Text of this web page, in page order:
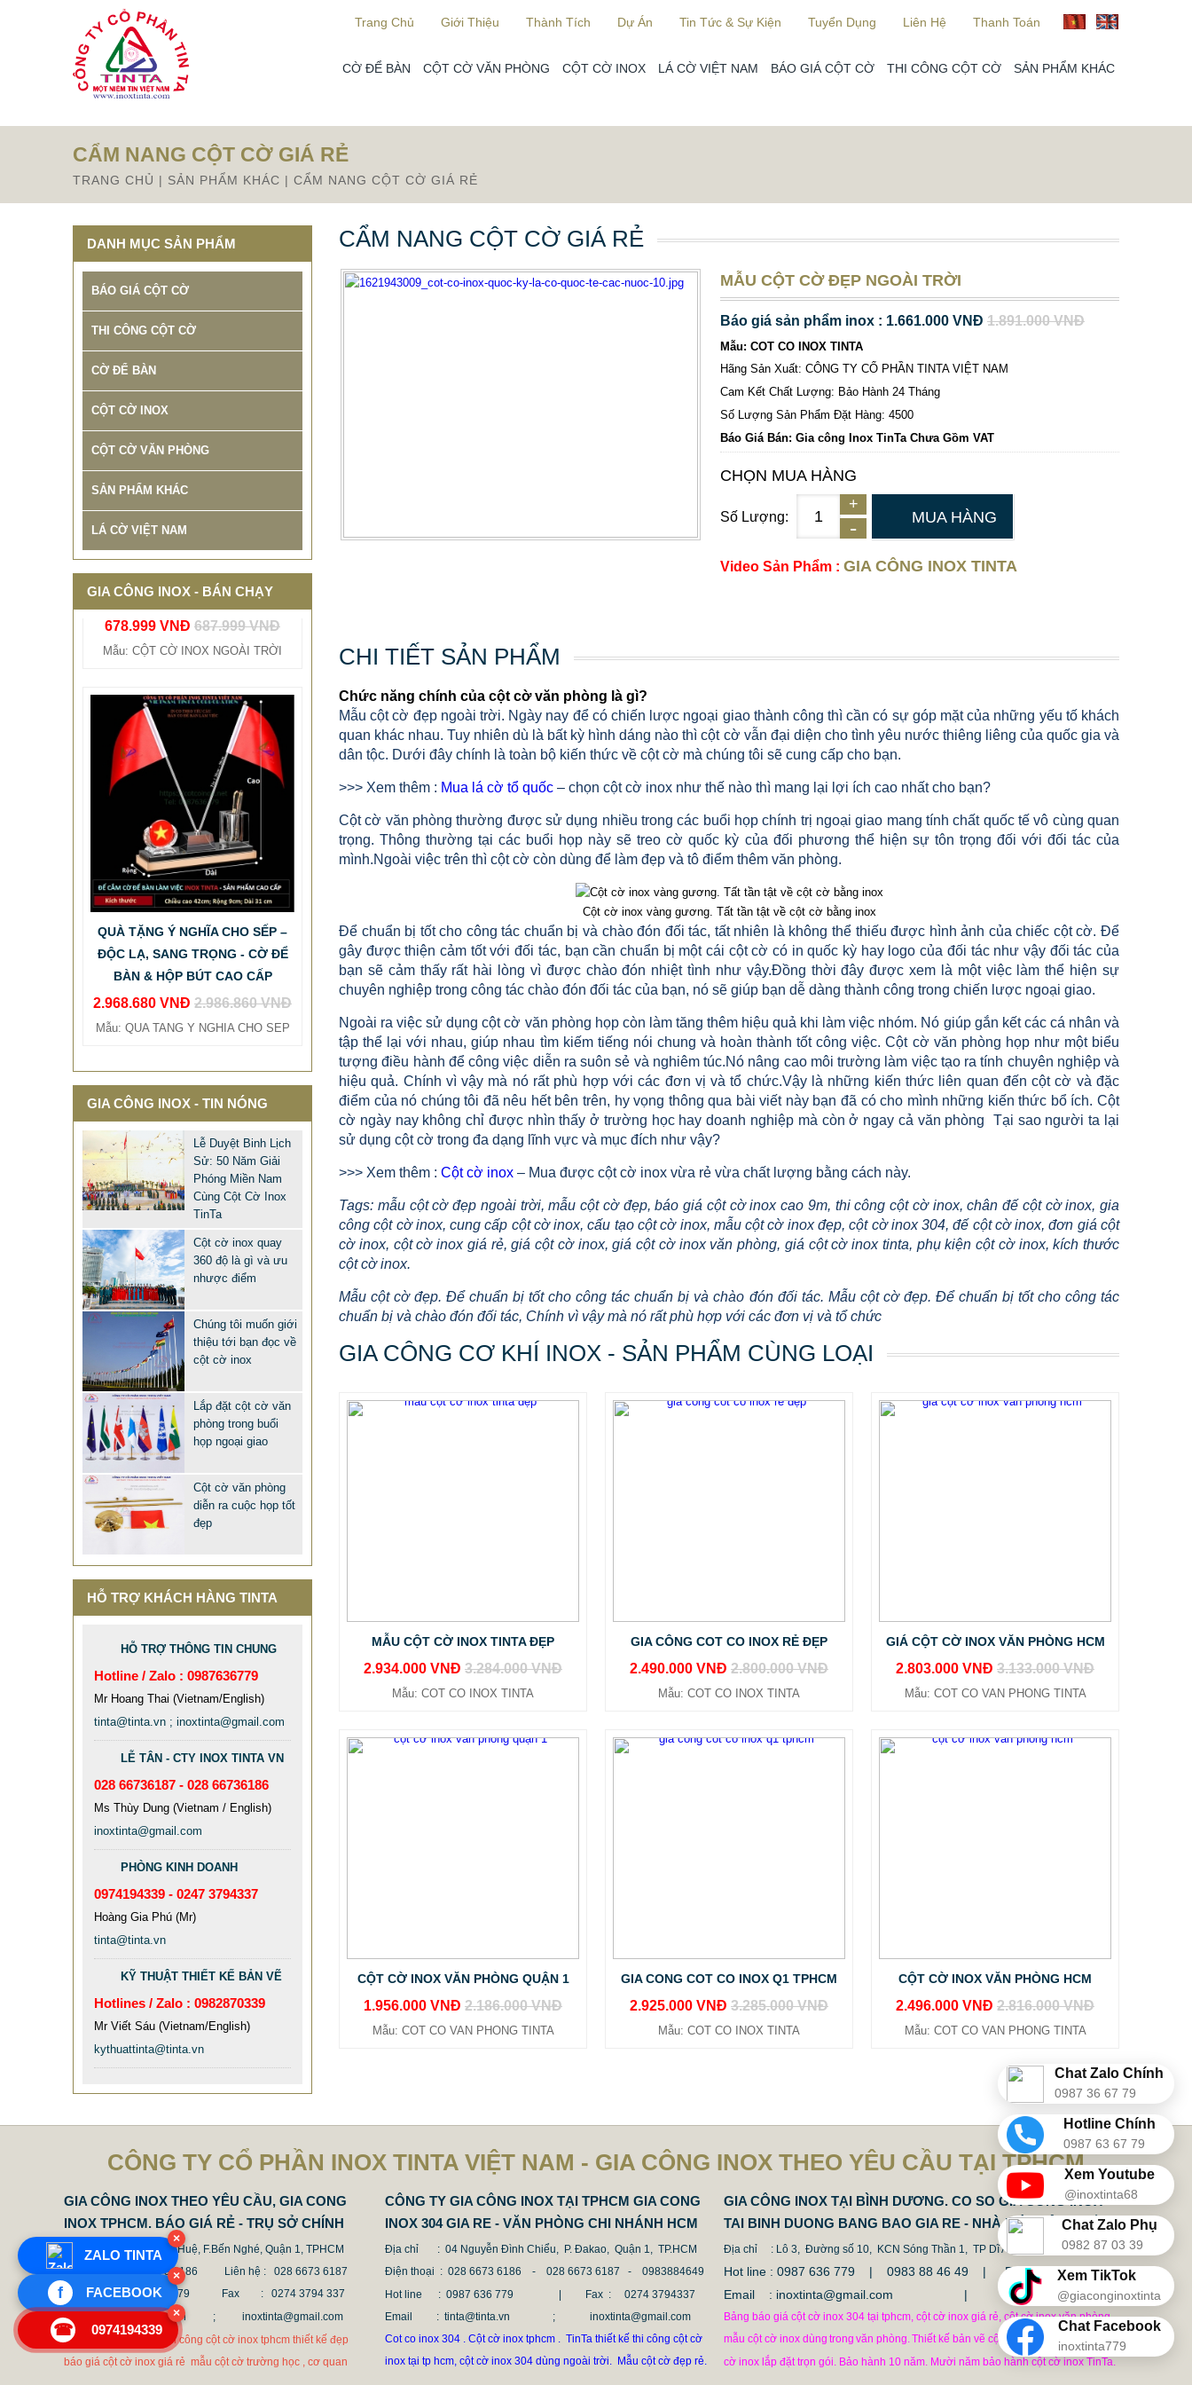
Trang Chủ Giới Thiệu Thành Tích Dự Án Tin Tức & Sự Kiện Tuyển Dụng Liên Hệ Thanh Toán
CỜ ĐỂ BÀN CỘT CỜ VĂN PHÒNG CỘT CỜ INOX LÁ CỜ VIỆT NAM BÁO GIÁ CỘT CỜ THI CÔNG CỘT CỜ SẢN PHẨM KHÁC
Từ mục này trở xuống là mã nguồn Zalo
×
ZALO TINTA
×
f FACEBOOK
×
☎ 0974194339
Chat Zalo Chính
0987 36 67 79
Hotline Chính
0987 63 67 79
Xem Youtube
@inoxtinta68
Chat Zalo Phụ
0982 87 03 39
Xem TikTok
@giaconginoxtinta
Chat Facebook
inoxtinta779
CẨM NANG CỘT CỜ GIÁ RẺ
TRANG CHỦ | SẢN PHẨM KHÁC | CẨM NANG CỘT CỜ GIÁ RẺ
CẨM NANG CỘT CỜ GIÁ RẺ
MẪU CỘT CỜ ĐẸP NGOÀI TRỜI
Báo giá sản phẩm inox : 1.661.000 VNĐ 1.891.000 VNĐ
Mẫu: COT CO INOX TINTA
Hãng Sản Xuất: CÔNG TY CỔ PHẦN TINTA VIỆT NAM
Cam Kết Chất Lượng: Bảo Hành 24 Tháng
Số Lượng Sản Phẩm Đặt Hàng: 4500
Báo Giá Bán: Gia công Inox TinTa Chưa Gồm VAT
CHỌN MUA HÀNG
Số Lượng: MUA HÀNG
Video Sản Phẩm : GIA CÔNG INOX TINTA
CHI TIẾT SẢN PHẨM
Chức năng chính của cột cờ văn phòng là gì?
Mẫu cột cờ đẹp ngoài trời. Ngày nay để có chiến lược ngoại giao thành công thì cần có sự góp mặt của những yếu tố khách
quan khác nhau. Tuy nhiên dù là bất kỳ hình dáng nào thì cột cờ vẫn đại diện cho tình yêu nước thiêng liêng của quốc gia và
dân tộc. Dưới đây chính là toàn bộ kiến thức về cột cờ mà chúng tôi sẽ cung cấp cho bạn.
>>> Xem thêm : Mua lá cờ tổ quốc – chọn cột cờ inox như thế nào thì mang lại lợi ích cao nhất cho bạn?
Cột cờ văn phòng thường được sử dụng nhiều trong các buổi họp chính trị ngoại giao mang tính chất quốc tế vô cùng quan
trọng. Thông thường tại các buổi họp này sẽ treo cờ quốc kỳ của đối phương thể hiện sự tôn trọng đối với đối tác của
mình.Ngoài việc trên thì cột cờ còn dùng để làm đẹp và tô điểm thêm văn phòng.
Cột cờ inox vàng gương. Tất tần tật về cột cờ bằng inox
Để chuẩn bị tốt cho công tác chuẩn bị và chào đón đối tác, tất nhiên là không thể thiếu được hình ảnh của chiếc cột cờ. Để
gây được thiện cảm tốt với đối tác, bạn cần chuẩn bị một cái cột cờ có in quốc kỳ hay logo của đối tác như vậy đối tác của
bạn sẽ cảm thấy rất hài lòng vì được chào đón nhiệt tình như vậy.Đồng thời đây được xem là một việc làm thể hiện sự
chuyên nghiệp trong công tác chào đón đối tác của bạn, nó sẽ giúp bạn dễ dàng thành công trong chiến lược ngoại giao.
Ngoài ra việc sử dụng cột cờ văn phòng họp còn làm tăng thêm hiệu quả khi làm việc nhóm. Nó giúp gắn kết các cá nhân và
tập thể lại với nhau, giúp nhau tìm kiếm tiếng nói chung và hoàn thành tốt công việc. Cột cờ văn phòng họp như một biểu
tượng điều hành để công việc diễn ra suôn sẻ và nghiêm túc.Nó nâng cao môi trường làm việc tạo ra tính chuyên nghiệp và
hiệu quả. Chính vì vậy mà nó rất phù hợp với các đơn vị và tổ chức.Vậy là những kiến thức liên quan đến cột cờ và đặc
điểm của nó chúng tôi đã nêu hết bên trên, hy vọng thông qua bài viết này bạn đã có cho mình những kiến thức bổ ích. Cột
cờ ngày nay không chỉ được nhìn thấy ở trường học hay doanh nghiệp mà còn ở ngay cả văn phòng Tại sao người ta lại
sử dụng cột cờ trong đa dạng lĩnh vực và mục đích như vậy?
>>> Xem thêm : Cột cờ inox – Mua được cột cờ inox vừa rẻ vừa chất lượng bằng cách này.
Tags: mẫu cột cờ đẹp ngoài trời, mẫu cột cờ đẹp, báo giá cột cờ inox cao 9m, thi công cột cờ inox, chân đế cột cờ inox, gia
công cột cờ inox, cung cấp cột cờ inox, cấu tạo cột cờ inox, mẫu cột cờ inox đẹp, cột cờ inox 304, đế cột cờ inox, đơn giá cột
cờ inox, cột cờ inox giá rẻ, giá cột cờ inox, giá cột cờ inox văn phòng, giá cột cờ inox tinta, phụ kiện cột cờ inox, kích thước
cột cờ inox.
Mẫu cột cờ đẹp. Để chuẩn bị tốt cho công tác chuẩn bị và chào đón đối tác. Mẫu cột cờ đẹp. Để chuẩn bị tốt cho công tác
chuẩn bị và chào đón đối tác, Chính vì vậy mà nó rất phù hợp với các đơn vị và tổ chức
GIA CÔNG CƠ KHÍ INOX - SẢN PHẨM CÙNG LOẠI
MẪU CỘT CỜ INOX TINTA ĐẸP
2.934.000 VNĐ 3.284.000 VNĐ
Mẫu: COT CO INOX TINTA
GIA CÔNG COT CO INOX RẺ ĐẸP
2.490.000 VNĐ 2.800.000 VNĐ
Mẫu: COT CO INOX TINTA
GIÁ CỘT CỜ INOX VĂN PHÒNG HCM
2.803.000 VNĐ 3.133.000 VNĐ
Mẫu: COT CO VAN PHONG TINTA
CỘT CỜ INOX VĂN PHÒNG QUẬN 1
1.956.000 VNĐ 2.186.000 VNĐ
Mẫu: COT CO VAN PHONG TINTA
GIA CONG COT CO INOX Q1 TPHCM
2.925.000 VNĐ 3.285.000 VNĐ
Mẫu: COT CO INOX TINTA
CỘT CỜ INOX VĂN PHÒNG HCM
2.496.000 VNĐ 2.816.000 VNĐ
Mẫu: COT CO VAN PHONG TINTA
DANH MỤC SẢN PHẨM
BÁO GIÁ CỘT CỜ
THI CÔNG CỘT CỜ
CỜ ĐỂ BÀN
CỘT CỜ INOX
CỘT CỜ VĂN PHÒNG
SẢN PHẨM KHÁC
LÁ CỜ VIỆT NAM
GIA CÔNG INOX - BÁN CHẠY
THIẾT KẾ THI CÔNG CỘT CỜ
QUẢNG TRƯỜNG INOX BẢO
HÀNH 10 NĂM
687.999 VNĐ
Mẫu: CỘT CỜ INOX NGOÀI TRỜI
QUÀ TẶNG Ý NGHĨA CHO SẾP –
ĐỘC LẠ, SANG TRỌNG - CỜ ĐỂ
BÀN & HỘP BÚT CAO CẤP
2.968.680 VNĐ2.986.860 VNĐ
Mẫu: QUA TANG Y NGHIA CHO SEP
MẪU XE ĐẨY INOX ĐẸP GIÁ RẺ -
XE ĐẨY HÀNH LÝ SÂN BAY TẠI
TPHCM THƯƠNG HIỆU TINTA
9.577.900 VNĐ
Mẫu: MAU XE DAY INOX 304 GIA RE
MẪU CỘT CỜ INOX ĐẸP GIÁ RẺ
Mẫu: MAU COT CO INOX 304
CỘT INOX 304 NÂNG HẠ
685.700 VNĐ 865.700 VNĐ
Mẫu: COT INOX 304 SUS
CỘT CHỐNG VA ĐẬP INOX
Mẫu: COT CHONG VA DAP INOX
GIA CÔNG INOX - TIN NÓNG
Lễ Duyệt Binh Lịch
Sử: 50 Năm Giải
Phóng Miền Nam
Cùng Cột Cờ Inox
TinTa
Cột cờ inox quay
360 độ là gì và ưu
nhược điểm
Chúng tôi muốn giới
thiệu tới bạn đọc về
cột cờ inox
Lắp đặt cột cờ văn
phòng trong buổi
họp ngoại giao
Cột cờ văn phòng
diễn ra cuộc họp tốt
đẹp
HỖ TRỢ KHÁCH HÀNG TINTA
HỖ TRỢ THÔNG TIN CHUNG
Hotline / Zalo : 0987636779
Mr Hoang Thai (Vietnam/English)
tinta@tinta.vn ; inoxtinta@gmail.com
LỄ TÂN - CTY INOX TINTA VN
028 66736187 - 028 66736186
Ms Thùy Dung (Vietnam / English)
inoxtinta@gmail.com
PHÒNG KINH DOANH
0974194339 - 0247 3794337
Hoàng Gia Phú (Mr)
tinta@tinta.vn
KỸ THUẬT THIẾT KẾ BẢN VẼ
Hotlines / Zalo : 0982870339
Mr Viết Sáu (Vietnam/English)
kythuattinta@tinta.vn
CÔNG TY CỔ PHẦN INOX TINTA VIỆT NAM - GIA CÔNG INOX THEO YÊU CẦU TẠI TPHCM
GIA CÔNG INOX THEO YÊU CẦU, GIA CONG
INOX TPHCM. BÁO GIÁ RẺ - TRỤ SỞ CHÍNH
Địa chỉ : 68 Nguyễn Huệ, F.Bến Nghé, Quận 1, TPHCM
Điện thoại : 028 6673 6186
Liên hệ : 028 6673 6187
Hotline : 0987 636 779 Fax
: 0274 3794 337
Email : tinta@tinta.vn ;
inoxtinta@gmail.com
Cot co inox 304 hcm thi công cột cờ inox tphcm thiết kế đẹp
báo giá cột cờ inox giá rẻ mẫu cột cờ trường học , cơ quan
CÔNG TY GIA CÔNG INOX TẠI TPHCM GIA CONG
INOX 304 GIA RE - VĂN PHÒNG CHI NHÁNH HCM
Địa chỉ
: 04 Nguyễn Đình Chiểu, P. Đakao, Quận 1, TP.HCM
Điện thoại : 028 6673 6186 - 028 6673 6187 -
0983884649
Hot line
: 0987 636 779 | Fax :
0274 3794337
Email
: tinta@tinta.vn ; inoxtinta@gmail.com
Cot co inox 304 . Cột cờ inox tphcm . TinTa thiết kế thi công cột cờ
inox tại tp hcm, cột cờ inox 304 dùng ngoài trời. Mẫu cột cờ đẹp rẻ.
GIA CÔNG INOX TẠI BÌNH DƯƠNG. CO SO GIA CONG INOX
TAI BINH DUONG BANG BAO GIA RE - NHÀ MÁY SẢN XUẤT
Địa chỉ : Lô 3, Đường số 10, KCN Sóng Thần 1, TP Dĩ An, Tỉnh Bình Duong.
Hot line : 0987 636 779 | 0983 88 46 49 |
Fax: 0274.3794337
Email : inoxtinta@gmail.com | tinta@tinta.vn
Bảng báo giá cột cờ inox 304 tại tphcm, cột cờ inox giá rẻ, cột cờ inox văn phòng,
mẫu cột cờ inox dùng trong văn phòng.Thiết kế bản vẽ cột cờ file cad thi công cột
cờ inox lắp đặt trọn gói. Bảo hành 10 năm. Mười năm bảo hành cột cờ inox TinTa.